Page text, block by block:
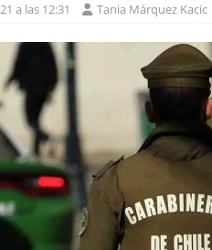
a las 12:31 Tania Márquez Kacic